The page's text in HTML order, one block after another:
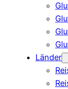
Länder